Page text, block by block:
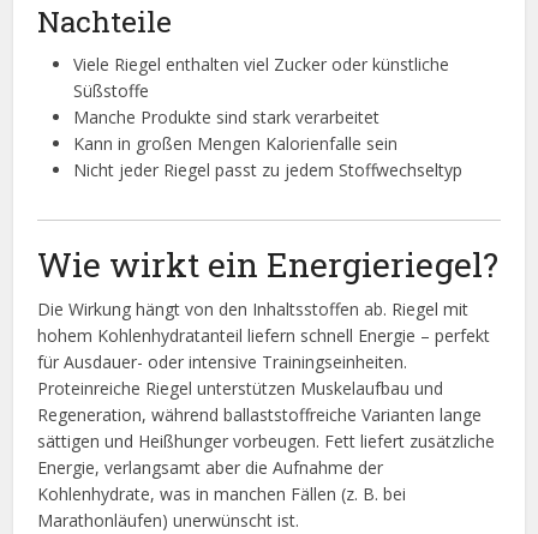
Nachteile
Viele Riegel enthalten viel Zucker oder künstliche
Süßstoffe
Manche Produkte sind stark verarbeitet
Kann in großen Mengen Kalorienfalle sein
Nicht jeder Riegel passt zu jedem Stoffwechseltyp
Wie wirkt ein Energieriegel?
Die Wirkung hängt von den Inhaltsstoffen ab. Riegel mit
hohem Kohlenhydratanteil liefern schnell Energie – perfekt
für Ausdauer- oder intensive Trainingseinheiten.
Proteinreiche Riegel unterstützen Muskelaufbau und
Regeneration, während ballaststoffreiche Varianten lange
sättigen und Heißhunger vorbeugen. Fett liefert zusätzliche
Energie, verlangsamt aber die Aufnahme der
Kohlenhydrate, was in manchen Fällen (z. B. bei
Marathonläufen) unerwünscht ist.